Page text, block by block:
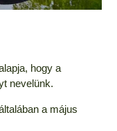
hogy a
nevelünk.
a május